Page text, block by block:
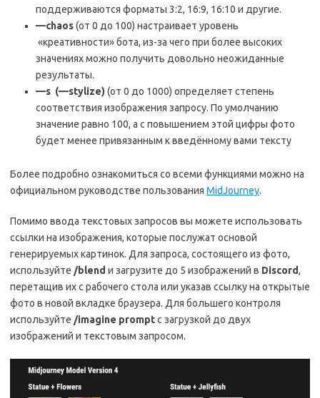
поддерживаются форматы 3:2, 16:9, 16:10 и другие.
—chaos(от 0 до 100) настраивает уровень
«креативности» бота, из-за чего при более высоких
значениях можно получить довольно неожиданные
результаты.
—s (—stylize) (от 0 до 1000) определяет степень
соответствия изображения запросу. По умолчанию
значение равно 100, а с повышением этой цифры фото
будет менее привязанным к введённому вами тексту
Более подробно ознакомиться со всеми функциями можно на
официальном руководстве пользования MidJourney.
Помимо ввода текстовых запросов вы можете использовать
ссылки на изображения, которые послужат основой
генерируемых картинок. Для запроса, состоящего из фото,
используйте /blend и загрузите до 5 изображений в Discord,
перетащив их с рабочего стола или указав ссылку на открытые
фото в новой вкладке браузера. Для большего контроля
используйте /imagine promptс загрузкой до двух
изображений и текстовым запросом.